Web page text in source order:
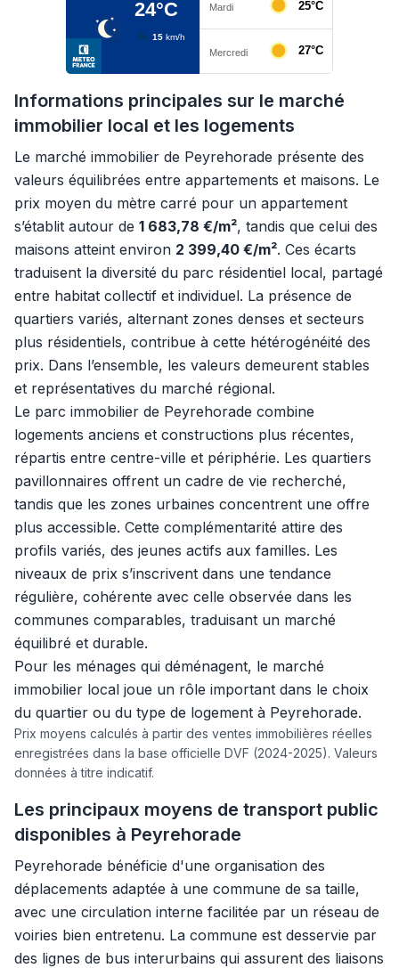
Informations principales sur le marché
immobilier local et les logements
Le marché immobilier de Peyrehorade présente des
valeurs équilibrées entre appartements et maisons. Le
prix moyen du mètre carré pour un appartement
s’établit autour de 1 683,78 €/m², tandis que celui des
maisons atteint environ 2 399,40 €/m². Ces écarts
traduisent la diversité du parc résidentiel local, partagé
entre habitat collectif et individuel. La présence de
quartiers variés, alternant zones denses et secteurs
plus résidentiels, contribue à cette hétérogénéité des
prix. Dans l’ensemble, les valeurs demeurent stables
et représentatives du marché régional.
Le parc immobilier de Peyrehorade combine
logements anciens et constructions plus récentes,
répartis entre centre-ville et périphérie. Les quartiers
pavillonnaires offrent un cadre de vie recherché,
tandis que les zones urbaines concentrent une offre
plus accessible. Cette complémentarité attire des
profils variés, des jeunes actifs aux familles. Les
niveaux de prix s’inscrivent dans une tendance
régulière, cohérente avec celle observée dans les
communes comparables, traduisant un marché
équilibré et durable.
Pour les ménages qui déménagent, le marché
immobilier local joue un rôle important dans le choix
du quartier ou du type de logement à Peyrehorade.
Prix moyens calculés à partir des ventes immobilières réelles
enregistrées dans la base officielle DVF (2024-2025). Valeurs
données à titre indicatif.
Les principaux moyens de transport public
disponibles à Peyrehorade
Peyrehorade bénéficie d'une organisation des
déplacements adaptée à une commune de sa taille,
avec une circulation interne facilitée par un réseau de
voiries bien entretenu. La commune est desservie par
des lignes de bus interurbains qui assurent des liaisons